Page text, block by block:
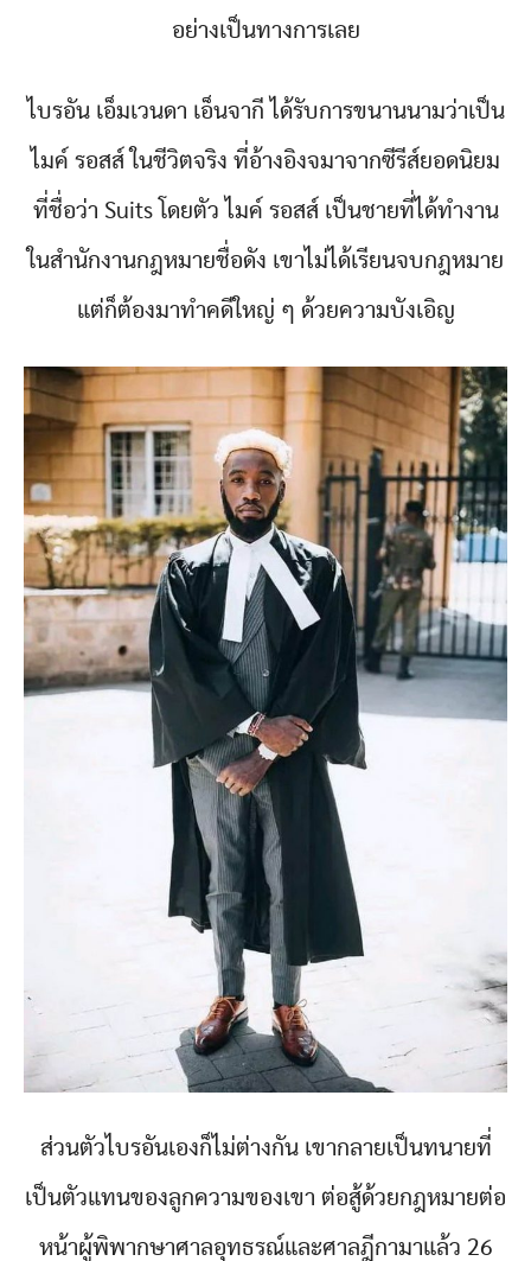
อย่างเป็นทางการเลย
ไบรอัน เอ็มเวนดา เอ็นจากี ได้รับการขนานนามว่าเป็น
ไมค์ รอสส์ ในชีวิตจริง ที่อ้างอิงจมาจากซีรีส์ยอดนิยม
ที่ชื่อว่า Suits โดยตัว ไมค์ รอสส์ เป็นชายที่ได้ทำงาน
ในสำนักงานกฎหมายชื่อดัง เขาไม่ได้เรียนจบกฎหมาย
แต่ก็ต้องมาทำคดีใหญ่ ๆ ด้วยความบังเอิญ
ส่วนตัวไบรอันเองก็ไม่ต่างกัน เขากลายเป็นทนายที่
เป็นตัวแทนของลูกความของเขา ต่อสู้ด้วยกฎหมายต่อ
หน้าผู้พิพากษาศาลอุทธรณ์และศาลฎีกามาแล้ว 26